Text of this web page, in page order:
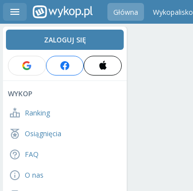
Główna Wykopalisko
ZALOGUJ SIĘ
WYKOP
Ranking
Osiągnięcia
FAQ
O nas